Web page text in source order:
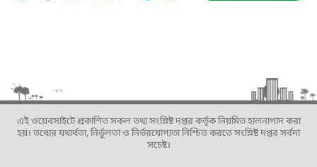
এই ওয়েবসাইটে প্রকাশিত সকল তথ্য সংশ্লিষ্ট দপ্তর কর্তৃক নিয়মিত হালনাগাদ করা
হয়। তথ্যের যথার্থতা, নির্ভুলতা ও নির্ভরযোগ্যতা নিশ্চিত করতে সংশ্লিষ্ট দপ্তর সর্বদা
সচেষ্ট।